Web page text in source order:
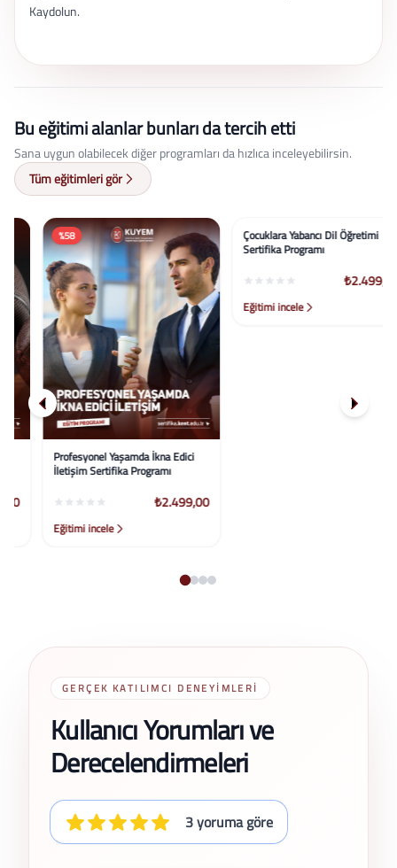
Kaydolun.
Bu eğitimi alanlar bunları da tercih etti
Sana uygun olabilecek diğer programları da hızlıca inceleyebilirsin.
Tüm eğitimleri gör
%58
Profesyonel Yaşamda İkna Edici
İletişim Sertifika Programı
₺2.499,00
Eğitimi incele
GERÇEK KATILIMCI DENEYIMLERI
Kullanıcı Yorumları ve
Derecelendirmeleri
3 yoruma göre